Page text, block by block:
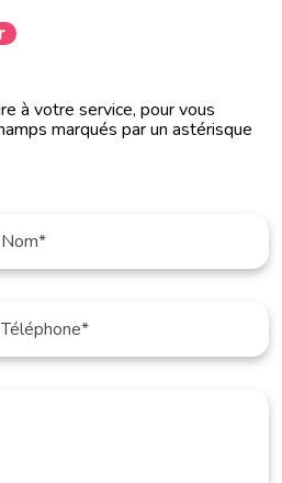
à votre service, pour vous
marqués par un astérisque